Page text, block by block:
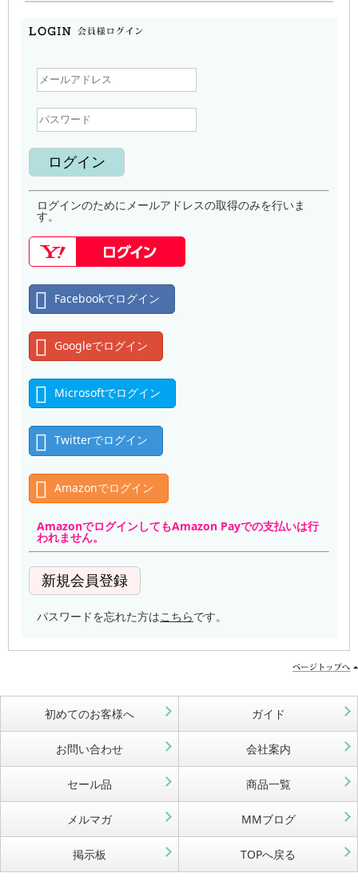
ログインのためにメールアドレスの取得のみを行いま
す。
Facebookでログイン
Googleでログイン
Microsoftでログイン
Twitterでログイン
Amazonでログイン
AmazonでログインしてもAmazon Payでの支払いは行
われません。
パスワードを忘れた方はこちらです。
初めてのお客様へ ガイド
お問い合わせ 会社案内
セール品 商品一覧
メルマガ MMブログ
掲示板 TOPへ戻る